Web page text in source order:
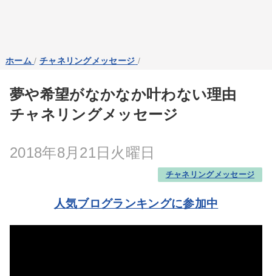
ホーム / チャネリングメッセージ /
夢や希望がなかなか叶わない理由
チャネリングメッセージ
2018年8月21日火曜日
チャネリングメッセージ
人気ブログランキングに参加中